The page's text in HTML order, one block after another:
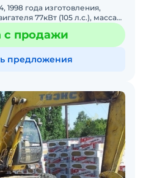
1998 года изготовления,
77кВт (105 л.с.), масса
25 км/ч, габаритные
с продажи
предложения